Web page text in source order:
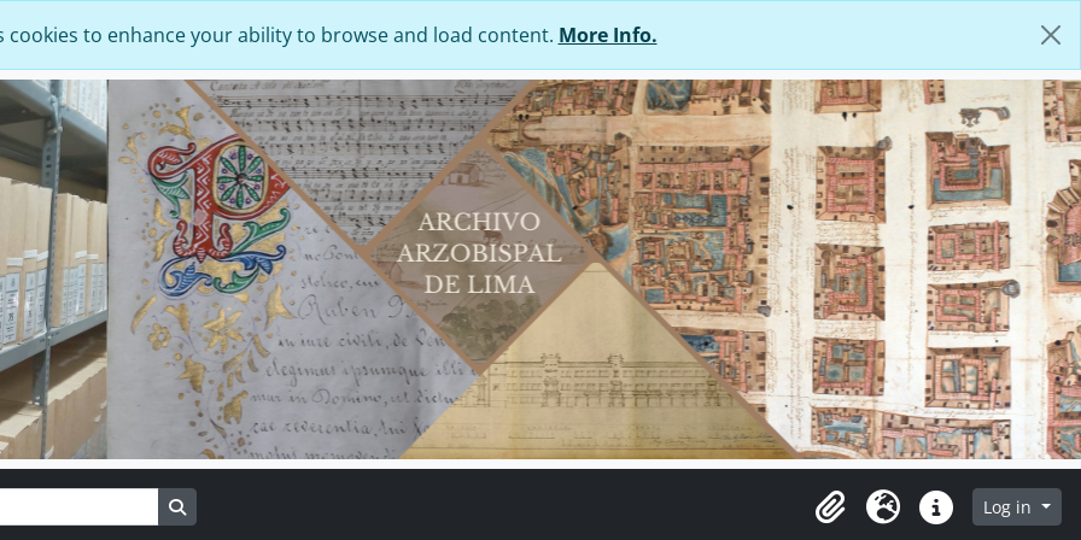
cookies to enhance your ability to browse and load content. More Info.
Search in browse page
ClipboardLanguageQuick linksLog in